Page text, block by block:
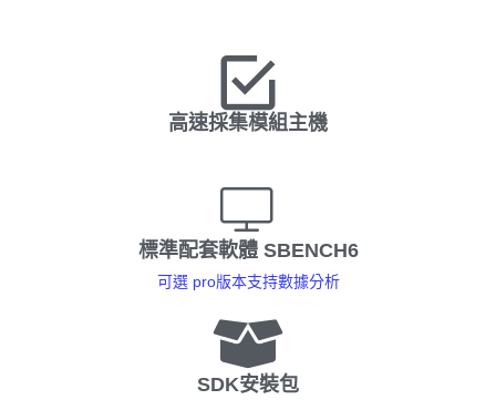
高速採集模組主機
標準配套軟體 SBENCH6
可選 pro版本支持數據分析
SDK安裝包